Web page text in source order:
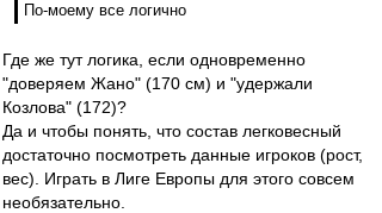
По-моему все логично
Где же тут логика, если одновременно
"доверяем Жано" (170 см) и "удержали
Козлова" (172)?
Да и чтобы понять, что состав легковесный
достаточно посмотреть данные игроков (рост,
вес). Играть в Лиге Европы для этого совсем
необязательно.